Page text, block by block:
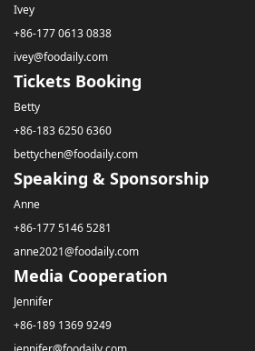
Ivey
+86-177 0613 0838
ivey@foodaily.com
Tickets Booking
Betty
+86-183 6250 6360
bettychen@foodaily.com
Speaking & Sponsorship
Anne
+86-177 5146 5281
anne2021@foodaily.com
Media Cooperation
Jennifer
+86-189 1369 9249